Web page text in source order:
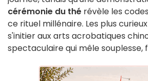
cérémonie du thé révèle les
ce rituel millénaire. Les plus
s'initier aux arts acrobatiques
spectaculaire qui mêle souplesse,